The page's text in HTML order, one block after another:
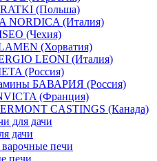
(Польша)
NORDICA (Италия)
(Чехия)
(Хорватия)
LEONI (Италия)
(Россия)
БАВАРИЯ (Россия)
(Франция)
CASTINGS (Канада)
для дачи
дачи
печи
печи